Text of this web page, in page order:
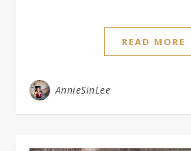
READ MORE
AnnieSinLee